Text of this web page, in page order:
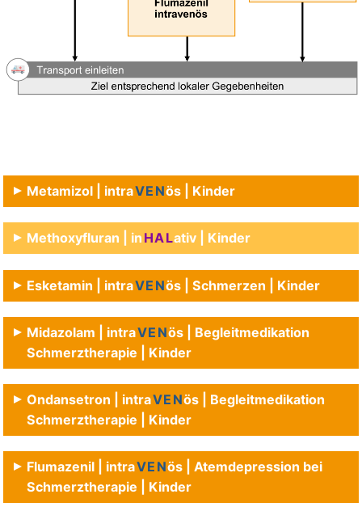
Metamizol | intraVENös | Kinder
Methoxyfluran | in HALativ | Kinder
Esketamin | intraVENös | Schmerzen | Kinder
Midazolam | intraVENös | Begleitmedikation
Schmerztherapie | Kinder
Ondansetron | intraVENös | Begleitmedikation
Schmerztherapie | Kinder
Flumazenil | intraVENös | Atemdepression bei
Schmerztherapie | Kinder